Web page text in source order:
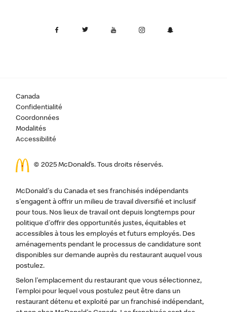
Canada
Confidentialité
Coordonnées
Modalités
Accessibilité
© 2025 McDonald’s. Tous droits réservés.
McDonald's du Canada et ses franchisés indépendants
s'engagent à offrir un milieu de travail diversifié et inclusif
pour tous. Nos lieux de travail ont depuis longtemps pour
politique d'offrir des opportunités justes, équitables et
accessibles à tous les employés et futurs employés. Des
aménagements pendant le processus de candidature sont
disponibles sur demande auprès du restaurant auquel vous
postulez.
Selon l'emplacement du restaurant que vous sélectionnez,
l'emploi pour lequel vous postulez peut être dans un
restaurant détenu et exploité par un franchisé indépendant,